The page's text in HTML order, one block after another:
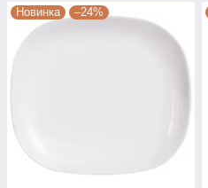
Новинка –24%